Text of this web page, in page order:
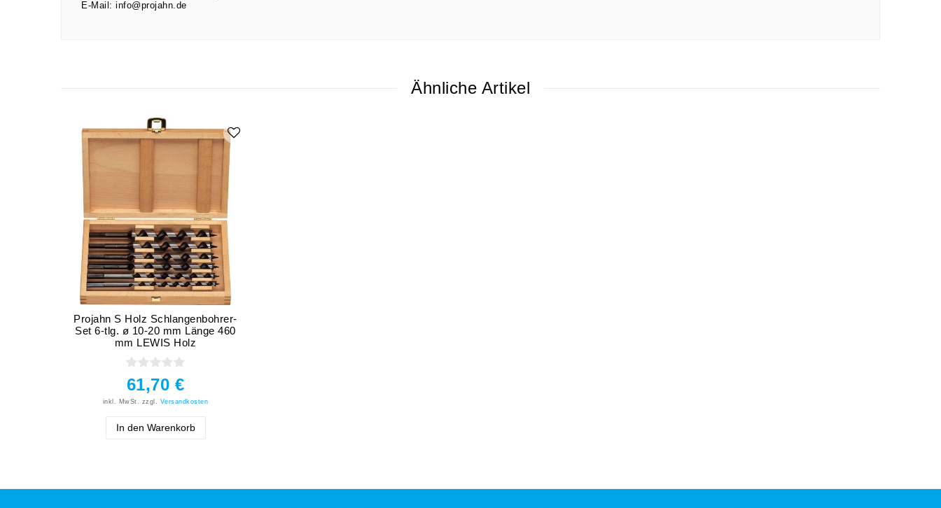
E-Mail: info@projahn.de
Ähnliche Artikel
Projahn S Holz Schlangenbohrer-
Set 6-tlg. ø 10-20 mm Länge 460
mm LEWIS Holz
61,70 €
inkl. MwSt. zzgl. Versandkosten
In den Warenkorb